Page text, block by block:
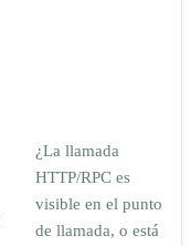
¿La llamada
HTTP/RPC es
visible en el punto
de llamada, o está